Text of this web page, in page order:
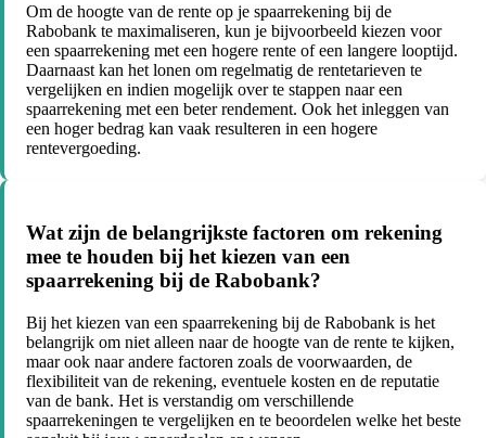
Om de hoogte van de rente op je spaarrekening bij de
Rabobank te maximaliseren, kun je bijvoorbeeld kiezen voor
een spaarrekening met een hogere rente of een langere looptijd.
Daarnaast kan het lonen om regelmatig de rentetarieven te
vergelijken en indien mogelijk over te stappen naar een
spaarrekening met een beter rendement. Ook het inleggen van
een hoger bedrag kan vaak resulteren in een hogere
rentevergoeding.
Wat zijn de belangrijkste factoren om rekening
mee te houden bij het kiezen van een
spaarrekening bij de Rabobank?
Bij het kiezen van een spaarrekening bij de Rabobank is het
belangrijk om niet alleen naar de hoogte van de rente te kijken,
maar ook naar andere factoren zoals de voorwaarden, de
flexibiliteit van de rekening, eventuele kosten en de reputatie
van de bank. Het is verstandig om verschillende
spaarrekeningen te vergelijken en te beoordelen welke het beste